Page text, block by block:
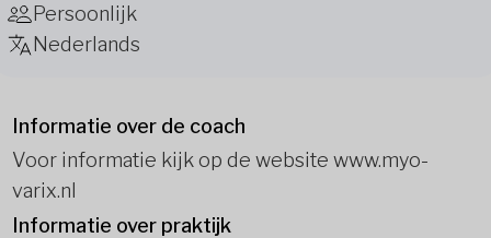
Persoonlijk
Nederlands
Informatie over de coach
Voor informatie kijk op de website www.myo-
varix.nl
Informatie over praktijk